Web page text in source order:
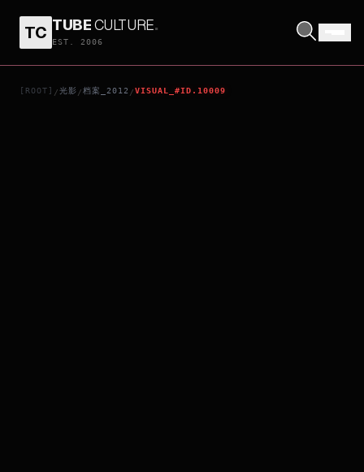
TC TUBECULTURE.
EST. 2006
[ROOT] /光影 /档案_2012 /VISUAL_#ID.10009
CIRQUE DU SOLEIL: WORLDS AWAY